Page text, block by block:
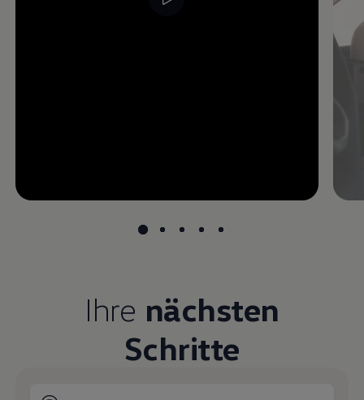
Ihre nächsten
Schritte